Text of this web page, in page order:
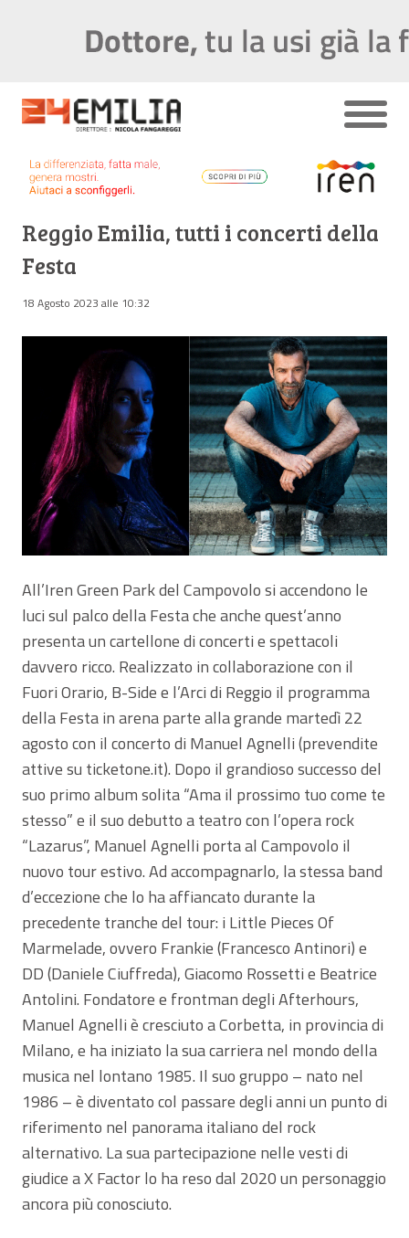
Reggio Emilia, tutti i concerti della
Festa
18 Agosto 2023 alle 10:32
All’Iren Green Park del Campovolo si accendono le
luci sul palco della Festa che anche quest’anno
presenta un cartellone di concerti e spettacoli
davvero ricco. Realizzato in collaborazione con il
Fuori Orario, B-Side e l’Arci di Reggio il programma
della Festa in arena parte alla grande martedì 22
agosto con il concerto di Manuel Agnelli (prevendite
attive su ticketone.it). Dopo il grandioso successo del
suo primo album solita “Ama il prossimo tuo come te
stesso” e il suo debutto a teatro con l’opera rock
“Lazarus”, Manuel Agnelli porta al Campovolo il
nuovo tour estivo. Ad accompagnarlo, la stessa band
d’eccezione che lo ha affiancato durante la
precedente tranche del tour: i Little Pieces Of
Marmelade, ovvero Frankie (Francesco Antinori) e
DD (Daniele Ciuffreda), Giacomo Rossetti e Beatrice
Antolini. Fondatore e frontman degli Afterhours,
Manuel Agnelli è cresciuto a Corbetta, in provincia di
Milano, e ha iniziato la sua carriera nel mondo della
musica nel lontano 1985. Il suo gruppo – nato nel
1986 – è diventato col passare degli anni un punto di
riferimento nel panorama italiano del rock
alternativo. La sua partecipazione nelle vesti di
giudice a X Factor lo ha reso dal 2020 un personaggio
ancora più conosciuto.